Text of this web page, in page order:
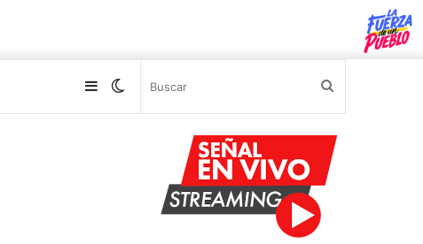
Switch
Sidebar